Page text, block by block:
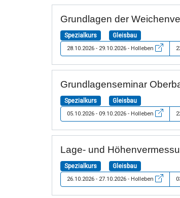
Grundlagen der
Spezialkurs Gleisbau
28.10.2026 - 29.10.2026 - Holleben
Grundlagenseminar
Spezialkurs Gleisbau
05.10.2026 - 09.10.2026 - Holleben
Lage- und
Spezialkurs Gleisbau
26.10.2026 - 27.10.2026 - Holleben